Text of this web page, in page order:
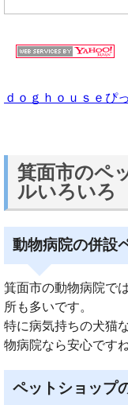
ｄｏｇｈｏｕｓｅぴ
箕面市のペ
ルいろいろ
動物病院の併設
箕面市の動物病院で
所も多いです。
特に病気持ちの犬猫
物病院なら安心ですね
ペットショップ